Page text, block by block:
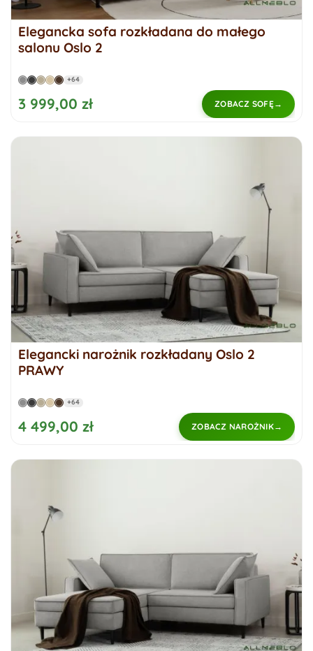
Elegancka sofa rozkładana do małego
salonu Oslo 2
+64
3 999,00 zł ZOBACZ SOFĘ
Elegancki narożnik rozkładany Oslo 2
PRAWY
+64
4 499,00 zł ZOBACZ NAROŻNIK